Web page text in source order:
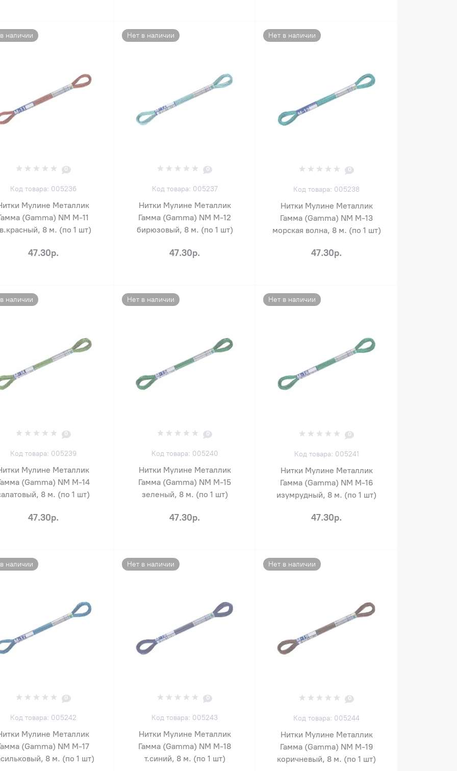
наличии
0
Код товара: 005236
Мулине Металлик
(Gamma) NM М-11
8 м. (по 1 шт)
47.30р.
Нет в наличии
0
Код товара: 005237
Нитки Мулине Металлик
Гамма (Gamma) NM М-12
бирюзовый, 8 м. (по 1 шт)
47.30р.
Нет в наличии
0
Код товара: 005238
Нитки Мулине Металлик
Гамма (Gamma) NM М-13
морская волна, 8 м. (по 1 шт)
47.30р.
наличии
0
Код товара: 005239
Мулине Металлик
(Gamma) NM М-14
8 м. (по 1 шт)
47.30р.
Нет в наличии
0
Код товара: 005240
Нитки Мулине Металлик
Гамма (Gamma) NM М-15
зеленый, 8 м. (по 1 шт)
47.30р.
Нет в наличии
0
Код товара: 005241
Нитки Мулине Металлик
Гамма (Gamma) NM М-16
изумрудный, 8 м. (по 1 шт)
47.30р.
наличии
0
Код товара: 005242
Мулине Металлик
(Gamma) NM М-17
8 м. (по 1 шт)
Нет в наличии
0
Код товара: 005243
Нитки Мулине Металлик
Гамма (Gamma) NM М-18
т.синий, 8 м. (по 1 шт)
Нет в наличии
0
Код товара: 005244
Нитки Мулине Металлик
Гамма (Gamma) NM М-19
коричневый, 8 м. (по 1 шт)